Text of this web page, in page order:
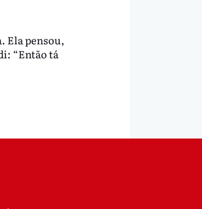
Ela pensou,
“Então tá